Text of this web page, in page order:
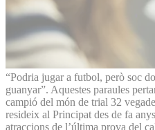
“Podria jugar a futbol, però soc
guanyar”. Aquestes paraules
campió del món de trial 32
resideix al Principat des de fa
atraccions de l’última prova del